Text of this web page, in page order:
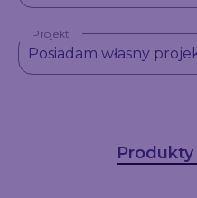
Projekt
Posiadam własny